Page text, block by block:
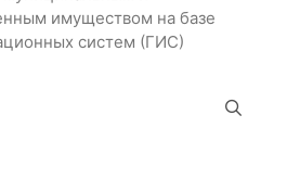
имуществом на базе
систем (ГИС)